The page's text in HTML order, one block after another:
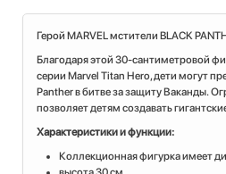
Герой MARVEL мстители BLACK
Благодаря этой 30-сантиметровой
серии Marvel Titan Hero, дети могут
Panther в битве за защиту Ваканды.
позволяет детям создавать
Характеристики и функции:
Коллекционная фигурка имеет